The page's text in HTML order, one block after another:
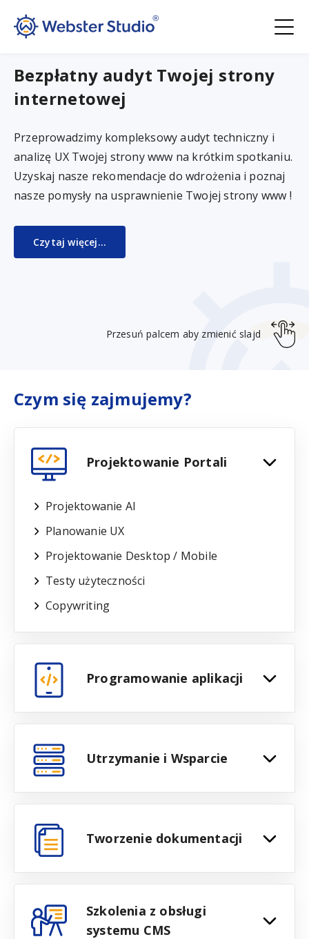
Bezpłatny audyt Twojej strony
internetowej
Przeprowadzimy kompleksowy audyt techniczny i
analizę UX Twojej strony www na krótkim spotkaniu.
Uzyskaj nasze rekomendacje do wdrożenia i poznaj
nasze pomysły na usprawnienie Twojej strony www !
Czytaj więcej...
Czym się zajmujemy?
Projektowanie Portali
Projektowanie AI
Planowanie UX
Projektowanie Desktop / Mobile
Testy użyteczności
Copywriting
Programowanie aplikacji
Utrzymanie i Wsparcie
Tworzenie dokumentacji
Szkolenia z obsługi
systemu CMS